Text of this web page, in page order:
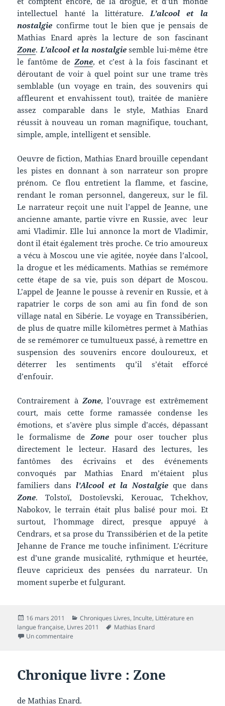
intellectuel hanté la littérature. L’alcool et la
nostalgie confirme tout le bien que je pensais de
Mathias Enard après la lecture de son fascinant
Zone. L’alcool et la nostalgiesemble lui-même être
le fantôme de Zone, et c’est à la fois fascinant et
déroutant de voir à quel point sur une trame très
semblable (un voyage en train, des souvenirs qui
affleurent et envahissent tout), traitée de manière
assez comparable dans le style, Mathias Enard
réussit à nouveau un roman magnifique, touchant,
simple, ample, intelligent et sensible.
Oeuvre de fiction, Mathias Enard brouille cependant
les pistes en donnant à son narrateur son propre
prénom. Ce flou entretient la flamme, et fascine,
rendant le roman personnel, dangereux, sur le fil.
Le narrateur reçoit une nuit l’appel de Jeanne, une
ancienne amante, partie vivre en Russie, avec leur
ami Vladimir. Elle lui annonce la mort de Vladimir,
dont il était également très proche. Ce trio amoureux
a vécu à Moscou une vie agitée, noyée dans l’alcool,
la drogue et les médicaments. Mathias se remémore
cette étape de sa vie, puis son départ de Moscou.
L’appel de Jeanne le pousse à revenir en Russie, et à
rapatrier le corps de son ami au fin fond de son
village natal en Sibérie. Le voyage en Transsibérien,
de plus de quatre mille kilomètres permet à Mathias
de se remémorer ce tumultueux passé, à remettre en
suspension des souvenirs encore douloureux, et
déterrer les sentiments qu’il s’était efforcé
d’enfouir.
Contrairement à Zone, l’ouvrage est extrêmement
court, mais cette forme ramassée condense les
émotions, et s’avère plus simple d’accés, dépassant
le formalisme deZone pour oser toucher plus
directement le lecteur. Hasard des lectures, les
fantômes des écrivains et des événements
convoqués par Mathias Enard m’étaient plus
familiers dansl’Alcool et la Nostalgieque dans
Zone. Tolstoï, Dostoïevski, Kerouac, Tchekhov,
Nabokov, le terrain était plus balisé pour moi. Et
surtout, l’hommage direct, presque appuyé à
Cendrars, et sa prose du Transsibérien et de la petite
Jehanne de France me touche infiniment. L’écriture
est d’une grande musicalité, rythmique et heurtée,
fleuve capricieux des pensées du narrateur. Un
moment superbe et fulgurant.
Publié
le
16 mars 2011 Catégories
Chroniques Livres,Inculte, Littérature en
langue française, Livres 2011
Mots-
Mathias Enard
Un commentaire
Chronique livre : Zone
de Mathias Enard.